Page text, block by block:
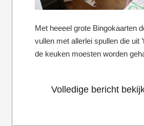
Met heeeel grote Bingokaarten
vullen met allerlei spullen die uit
de keuken moesten worden
Volledige bericht